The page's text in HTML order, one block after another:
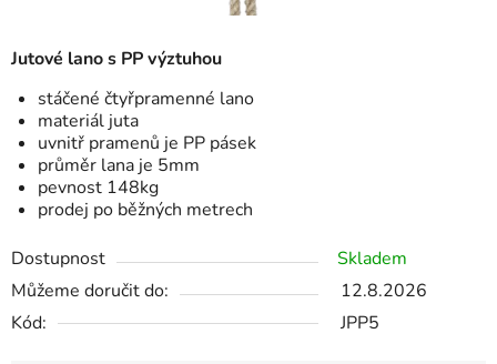
Jutové lano s PP výztuhou
stáčené čtyřpramenné lano
materiál juta
uvnitř pramenů je PP pásek
průměr lana je 5mm
pevnost 148kg
prodej po běžných metrech
Dostupnost
Skladem
Můžeme doručit do:
12.8.2026
Kód:
JPP5